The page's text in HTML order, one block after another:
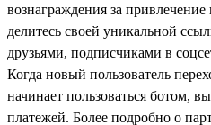
вознаграждения за
делитесь своей уникальной
друзьями, подписчиками в
Когда новый пользователь
начинает пользоваться ботом,
платежей. Более подробно о